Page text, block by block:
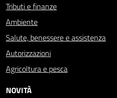
Tributi e finanze
Ambiente
Salute, benessere e assistenza
Autorizzazioni
Agricoltura e pesca
NOVITÀ